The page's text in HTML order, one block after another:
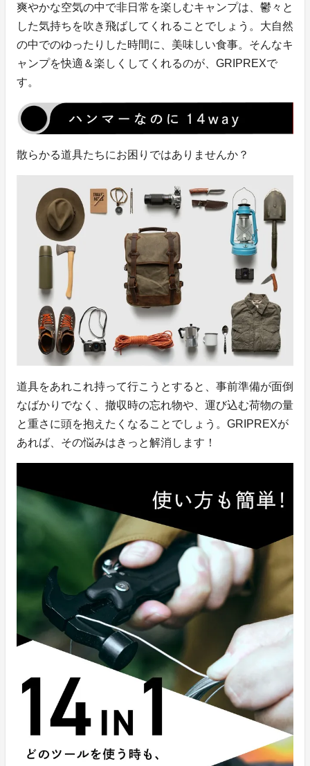
爽やかな空気の中で非日常を楽しむキャンプは、鬱々と
した気持ちを吹き飛ばしてくれることでしょう。大自然
の中でのゆったりした時間に、美味しい食事。そんなキ
ャンプを快適＆楽しくしてくれるのが、GRIPREXで
す。
散らかる道具たちにお困りではありませんか？
道具をあれこれ持って行こうとすると、事前準備が面倒
なばかりでなく、撤収時の忘れ物や、運び込む荷物の量
と重さに頭を抱えたくなることでしょう。GRIPREXが
あれば、その悩みはきっと解消します！